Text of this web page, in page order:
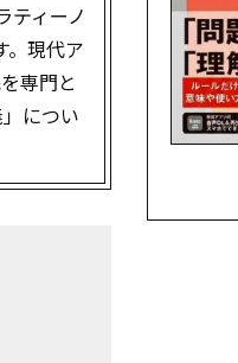
ティーノ
。現代ア
専門と
につい